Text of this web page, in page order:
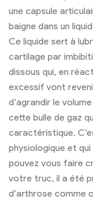
une capsule
baigne dans un
Ce liquide sert à
cartilage par
dissous qui, en
excessif vont
d’agrandir le
cette bulle de gaz
caractéristique.
physiologique et qui
pouvez vous faire
votre truc, il a été
d’arthrose comme